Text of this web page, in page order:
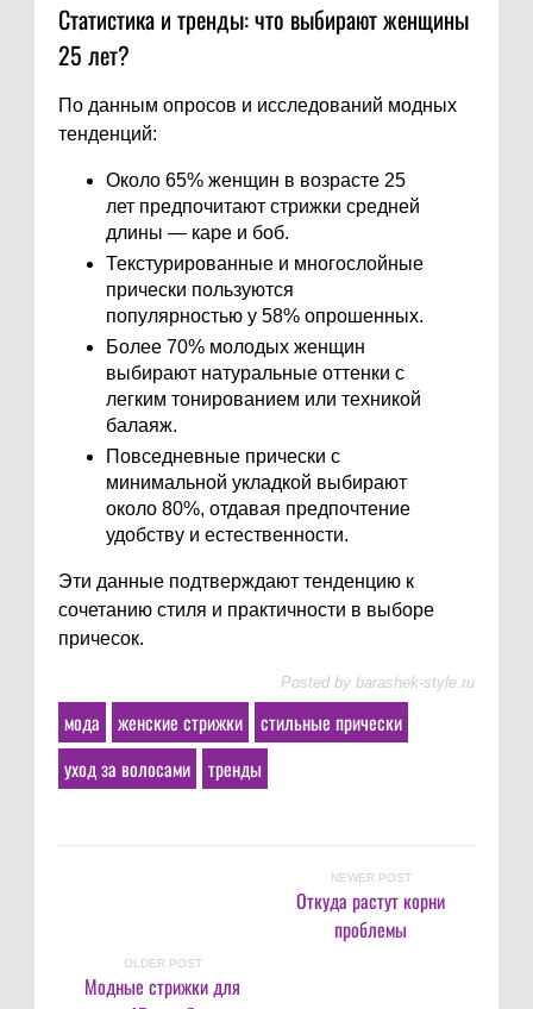
Статистика и тренды: что выбирают женщины
25 лет?
По данным опросов и исследований модных
тенденций:
Около 65% женщин в возрасте 25
лет предпочитают стрижки средней
длины — каре и боб.
Текстурированные и многослойные
прически пользуются
популярностью у 58% опрошенных.
Более 70% молодых женщин
выбирают натуральные оттенки с
легким тонированием или техникой
балаяж.
Повседневные прически с
минимальной укладкой выбирают
около 80%, отдавая предпочтение
удобству и естественности.
Эти данные подтверждают тенденцию к
сочетанию стиля и практичности в выборе
причесок.
Posted by barashek-style.ru
мода женские стрижки
стильные прически
уход за волосами
тренды
NEWER POST
Откуда растут корни
проблемы
OLDER POST
Модные стрижки для